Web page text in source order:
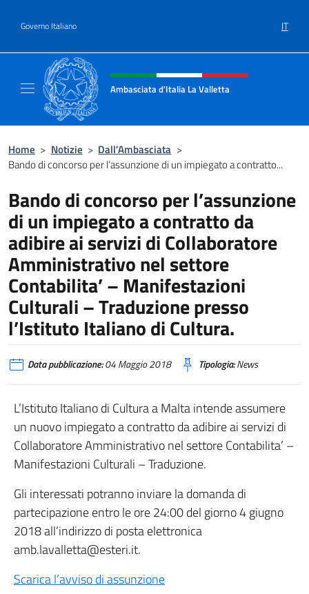
Governo Italiano IT
Intestazione sito, social e menù
Ambasciata d'Italia La Valletta
Home > Notizie > Dall’Ambasciata >
Bando di concorso per l’assunzione di un impiegato a contratto...
Bando di concorso per l’assunzione
di un impiegato a contratto da
adibire ai servizi di Collaboratore
Amministrativo nel settore
Contabilita’ – Manifestazioni
Culturali – Traduzione presso
l’Istituto Italiano di Cultura.
Data pubblicazione:04 Maggio 2018 Tipologia:News
L’Istituto Italiano di Cultura a Malta intende assumere
un nuovo impiegato a contratto da adibire ai servizi di
Collaboratore Amministrativo nel settore Contabilita’ –
Manifestazioni Culturali – Traduzione.
Gli interessati potranno inviare la domanda di
partecipazione entro le ore 24:00 del giorno 4 giugno
2018 all’indirizzo di posta elettronica
amb.lavalletta@esteri.it.
Scarica l’avviso di assunzione